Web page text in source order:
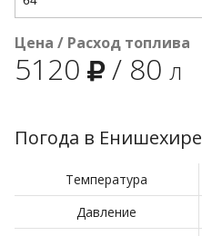
Цена / Расход топлива
5120 / 80 л
Погода в Енишехире
Температура
Давление